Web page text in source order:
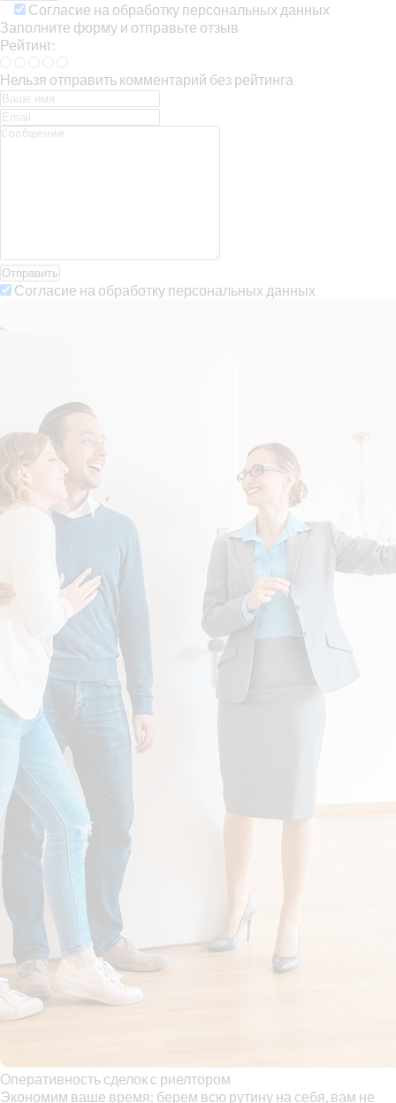
Согласие на обработку персональных данных
Заполните форму и отправьте отзыв
Рейтинг:
Нельзя отправить комментарий без рейтинга
Отправить
Согласие на обработку персональных данных
Оперативность сделок с риелтором
Экономим ваше время: берем всю рутину на себя, вам не